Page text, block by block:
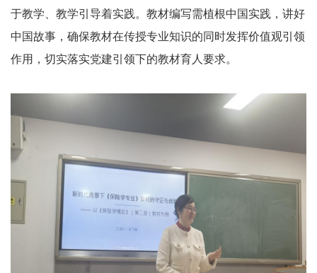
于教学、教学引导着实践。教材编写需植根中国实践，讲好
中国故事，确保教材在传授专业知识的同时发挥价值观引领
作用，切实落实党建引领下的教材育人要求。